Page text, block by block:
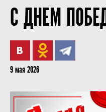
С ДНЕМ
9 мая 2026